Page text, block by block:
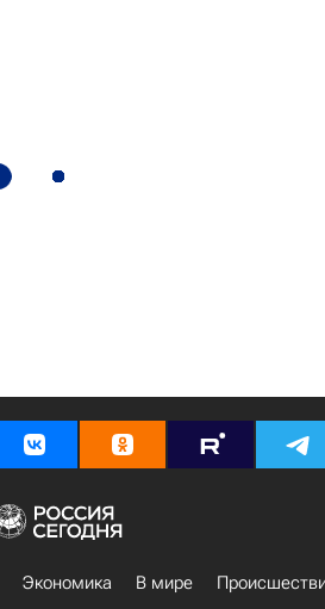
Экономика В мире